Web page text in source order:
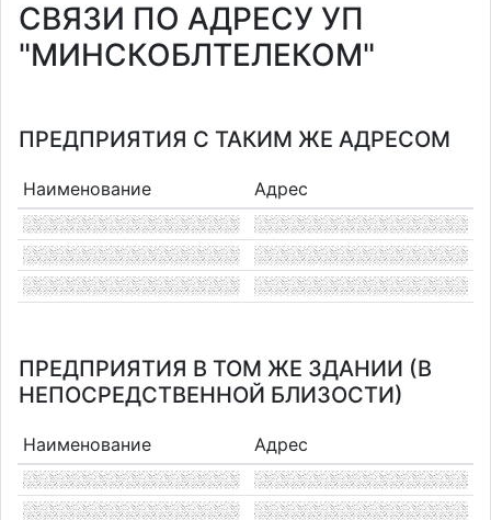
СВЯЗИ ПО АДРЕСУ УП
"МИНСКОБЛТЕЛЕКОМ"
ПРЕДПРИЯТИЯ С ТАКИМ ЖЕ АДРЕСОМ
Наименование Адрес
ПРЕДПРИЯТИЯ В ТОМ ЖЕ ЗДАНИИ (В
НЕПОСРЕДСТВЕННОЙ БЛИЗОСТИ)
Наименование Адрес